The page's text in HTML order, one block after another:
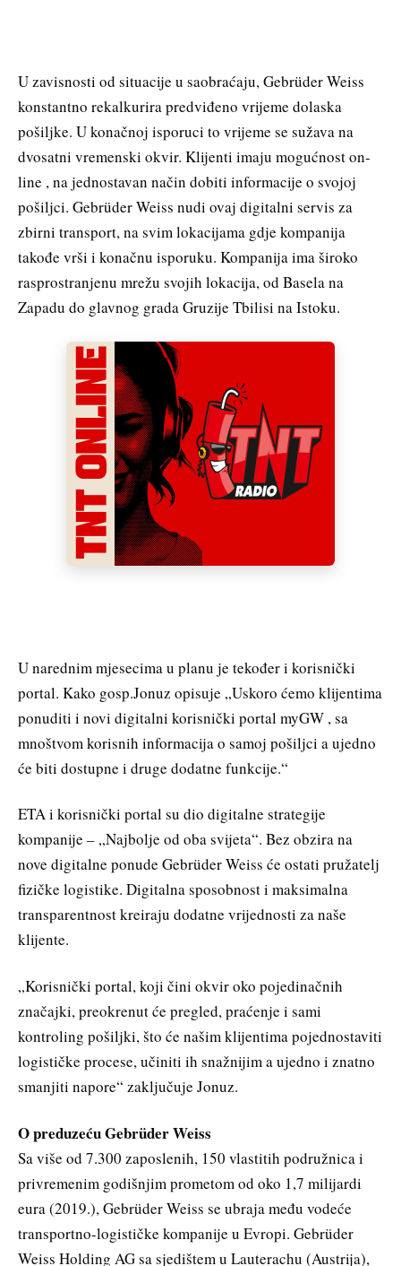
U zavisnosti od situacije u saobraćaju, Gebrüder Weiss
konstantno rekalkurira predviđeno vrijeme dolaska
pošiljke. U konačnoj isporuci to vrijeme se sužava na
dvosatni vremenski okvir. Klijenti imaju mogućnost on-
line , na jednostavan način dobiti informacije o svojoj
pošiljci. Gebrüder Weiss nudi ovaj digitalni servis za
zbirni transport, na svim lokacijama gdje kompanija
takođe vrši i konačnu isporuku. Kompanija ima široko
rasprostranjenu mrežu svojih lokacija, od Basela na
Zapadu do glavnog grada Gruzije Tbilisi na Istoku.
U narednim mjesecima u planu je tekođer i korisnički
portal. Kako gosp.Jonuz opisuje „Uskoro ćemo klijentima
ponuditi i novi digitalni korisnički portal myGW , sa
mnoštvom korisnih informacija o samoj pošiljci a ujedno
će biti dostupne i druge dodatne funkcije.“
ETA i korisnički portal su dio digitalne strategije
kompanije – „Najbolje od oba svijeta“. Bez obzira na
nove digitalne ponude Gebrüder Weiss će ostati pružatelj
fizičke logistike. Digitalna sposobnost i maksimalna
transparentnost kreiraju dodatne vrijednosti za naše
klijente.
„Korisnički portal, koji čini okvir oko pojedinačnih
značajki, preokrenut će pregled, praćenje i sami
kontroling pošiljki, što će našim klijentima pojednostaviti
logističke procese, učiniti ih snažnijim a ujedno i znatno
smanjiti napore“ zaključuje Jonuz.
O preduzeću Gebrüder Weiss
Sa više od 7.300 zaposlenih, 150 vlastitih podružnica i
privremenim godišnjim prometom od oko 1,7 milijardi
eura (2019.), Gebrüder Weiss se ubraja među vodeće
transportno-logističke kompanije u Evropi. Gebrüder
Weiss Holding AG sa sjedištem u Lauterachu (Austrija),